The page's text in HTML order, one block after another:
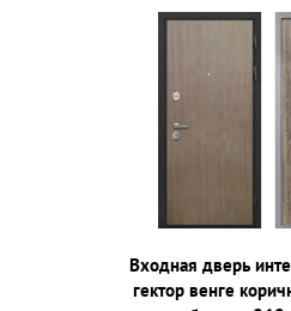
Входная дверь
гектор венге